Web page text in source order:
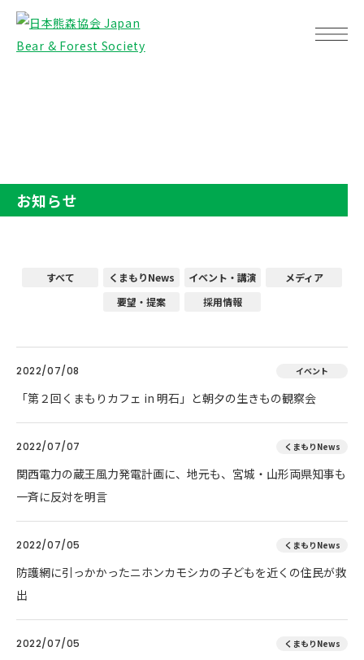
お知らせ
すべて くまもりNews イベント・講演
メディア
要望・提案
採用情報
2022/07/08 イベント
「第２回くまもりカフェ in 明石」と朝夕の生きもの観察会
2022/07/07 くまもりNews
関西電力の蔵王風力発電計画に、地元も、宮城・山形両県知事も
一斉に反対を明言
2022/07/05 くまもりNews
防護網に引っかかったニホンカモシカの子どもを近くの住民が救
出
2022/07/05 くまもりNews